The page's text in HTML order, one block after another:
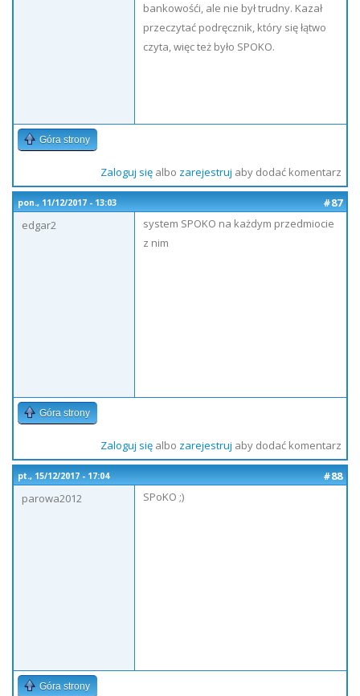
bankowośći, ale nie był trudny. Kazał
przeczytać podręcznik, który się łątwo
czyta, więc też było SPOKO.
Góra strony
Zaloguj sięalbo zarejestruj aby dodać komentarz
pon., 11/12/2017 - 13:03
#87
edgar2
system SPOKO na każdym przedmiocie
z nim
Góra strony
Zaloguj sięalbo zarejestruj aby dodać komentarz
pt., 15/12/2017 - 17:04
#88
parowa2012
SPoKO ;)
Góra strony